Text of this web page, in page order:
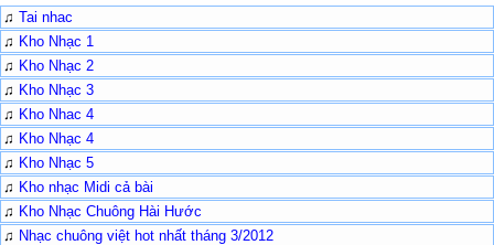
♫ Tai nhac
♫ Kho Nhạc 1
♫ Kho Nhạc 2
♫ Kho Nhạc 3
♫ Kho Nhac 4
♫ Kho Nhạc 4
♫ Kho Nhạc 5
♫ Kho nhạc Midi cả bài
♫ Kho Nhạc Chuông Hài Hước
♫ Nhạc chuông việt hot nhất tháng 3/2012